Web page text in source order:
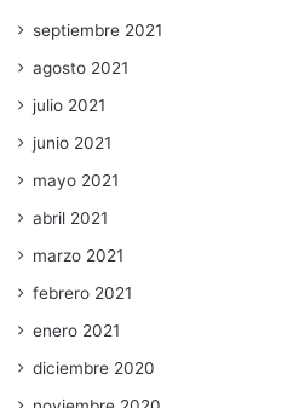
septiembre 2021
agosto 2021
julio 2021
junio 2021
mayo 2021
abril 2021
marzo 2021
febrero 2021
enero 2021
diciembre 2020